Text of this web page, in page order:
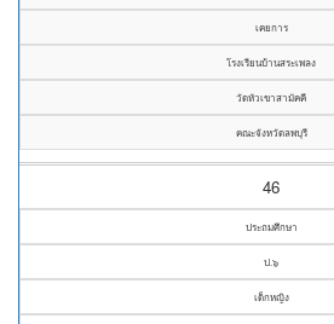
เคยการ
โรงเรียนบ้านสระเพลง
วัดหัวเขาสามัคคี
คณะจังหวัดลพบุรี
46
ประถมศึกษา
ป.๖
เด็กหญิง